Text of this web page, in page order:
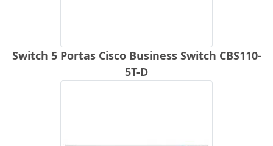
Switch 5 Portas Cisco Business Switch CBS110-
5T-D